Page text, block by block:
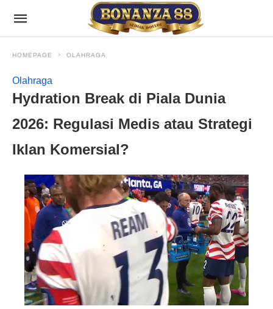
HOMEPAGE OLAHRAGA
Olahraga
Hydration Break di Piala Dunia
2026: Regulasi Medis atau Strategi
Iklan Komersial?